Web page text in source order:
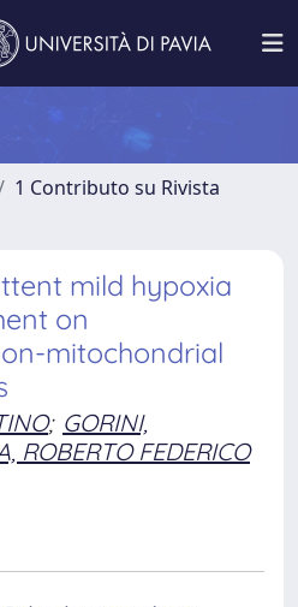
1 Contributo su Rivista
mild hypoxia
on
mitochondrial
; GORINI,
ROBERTO FEDERICO